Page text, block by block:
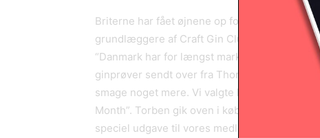
Briterne har fået øjnene op for det lille
grundlæggere af Craft Gin Club, sætter
“Danmark har for længst markeret sig
ginprøver sendt over fra Thornæs Destilleri
smage noget mere. Vi valgte hurtigt at
Month”. Torben gik oven i købet med til at
speciel udgave til vores medlemmer – og